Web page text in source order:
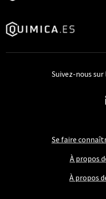
Se faire
À propos
À propos
Suivez-nous sur